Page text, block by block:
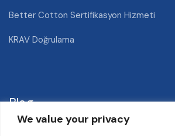
We value your privacy
Better Cotton Sertifikasyon Hizmeti
KRAV Doğrulama
Blog